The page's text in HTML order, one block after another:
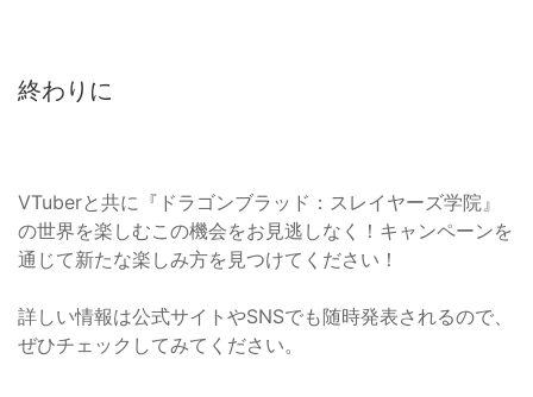
終わりに
VTuberと共に『ドラゴンブラッド：スレイヤーズ学院』
の世界を楽しむこの機会をお見逃しなく！キャンペーンを
通じて新たな楽しみ方を見つけてください！
詳しい情報は公式サイトやSNSでも随時発表されるので、
ぜひチェックしてみてください。